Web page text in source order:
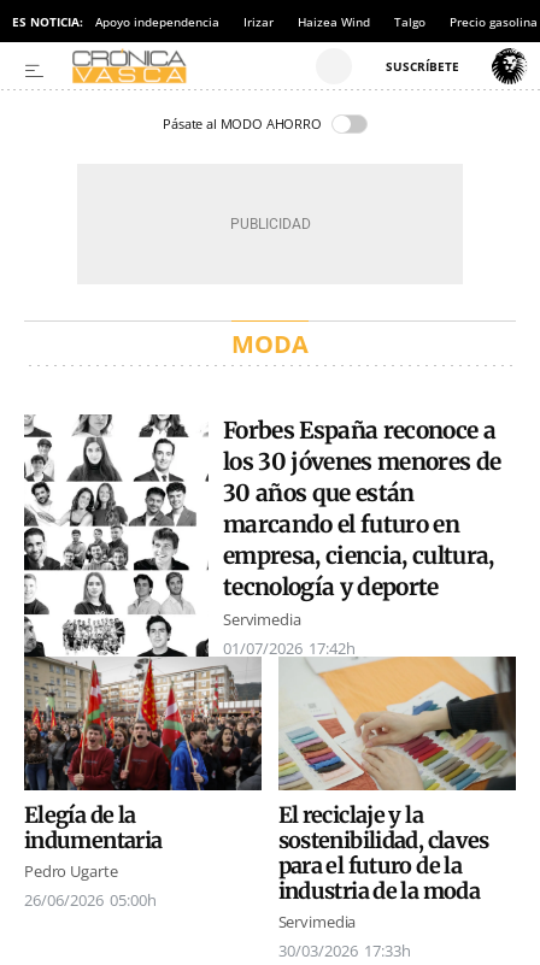
ES NOTICIA: Apoyo independencia Irizar Haizea Wind Talgo Precio gasolina
Pásate al MODO AHORRO
MODA
Forbes España reconoce a
los 30 jóvenes menores de
30 años que están
marcando el futuro en
empresa, ciencia, cultura,
tecnología y deporte
Servimedia
01/07/2026 17:42h
Elegía de la
indumentaria
Pedro Ugarte
26/06/2026 05:00h
El reciclaje y la
sostenibilidad, claves
para el futuro de la
industria de la moda
Servimedia
30/03/2026 17:33h